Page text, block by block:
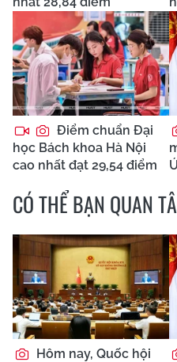
Điểm chuẩn Đại
học Bách khoa Hà Nội
cao nhất đạt 29,54 điểm
CÓ THỂ BẠN QUAN
Hôm nay, Quốc hội